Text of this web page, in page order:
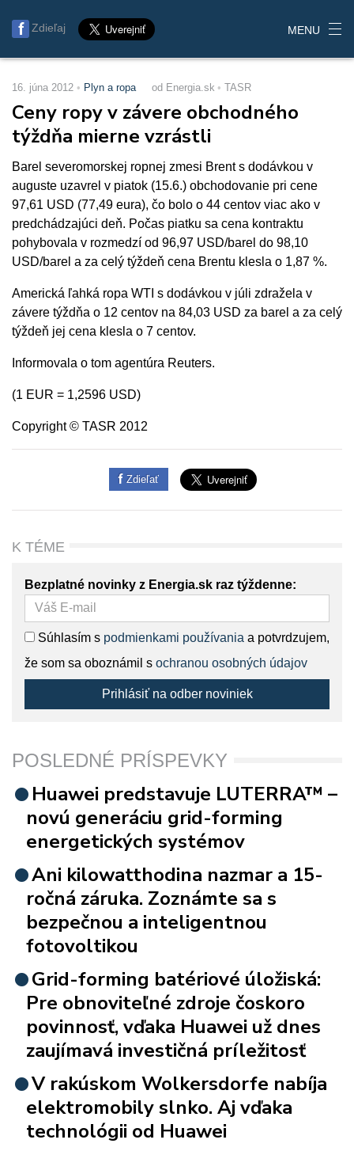
Zdieľaj MENU
16. júna 2012 Plyn a ropa od Energia.sk TASR
Ceny ropy v závere obchodného
týždňa mierne vzrástli
Barel severomorskej ropnej zmesi Brent s dodávkou v
auguste uzavrel v piatok (15.6.) obchodovanie pri cene
97,61 USD (77,49 eura), čo bolo o 44 centov viac ako v
predchádzajúci deň. Počas piatku sa cena kontraktu
pohybovala v rozmedzí od 96,97 USD/barel do 98,10
USD/barel a za celý týždeň cena Brentu klesla o 1,87 %.
Americká ľahká ropa WTI s dodávkou v júli zdražela v
závere týždňa o 12 centov na 84,03 USD za barel a za celý
týždeň jej cena klesla o 7 centov.
Informovala o tom agentúra Reuters.
(1 EUR = 1,2596 USD)
Copyright © TASR 2012
Zdieľať
K TÉME
Bezplatné novinky z Energia.sk raz týždenne:
Súhlasím s podmienkami používania a potvrdzujem,
že som sa oboznámil s ochranou osobných údajov
Prihlásiť na odber noviniek
POSLEDNÉ PRÍSPEVKY
Huawei predstavuje LUTERRA™ –
novú generáciu grid-forming
energetických systémov
Ani kilowatthodina nazmar a 15-
ročná záruka. Zoznámte sa s
bezpečnou a inteligentnou
fotovoltikou
Grid-forming batériové úložiská:
Pre obnoviteľné zdroje čoskoro
povinnosť, vďaka Huawei už dnes
zaujímavá investičná príležitosť
V rakúskom Wolkersdorfe nabíja
elektromobily slnko. Aj vďaka
technológii od Huawei